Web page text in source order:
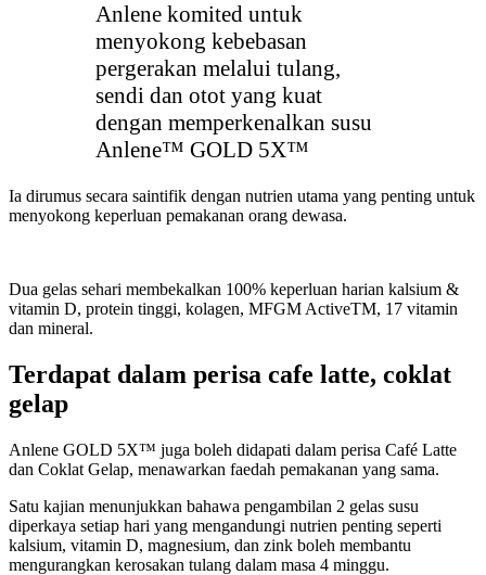
Anlene komited untuk
menyokong kebebasan
pergerakan melalui tulang,
sendi dan otot yang kuat
dengan memperkenalkan susu
Anlene™ GOLD 5X™
Ia dirumus secara saintifik dengan nutrien utama yang penting untuk
menyokong keperluan pemakanan orang dewasa.
Dua gelas sehari membekalkan 100% keperluan harian kalsium &
vitamin D, protein tinggi, kolagen, MFGM ActiveTM, 17 vitamin
dan mineral.
Terdapat dalam perisa cafe latte, coklat
gelap
Anlene GOLD 5X™ juga boleh didapati dalam perisa Café Latte
dan Coklat Gelap, menawarkan faedah pemakanan yang sama.
Satu kajian menunjukkan bahawa pengambilan 2 gelas susu
diperkaya setiap hari yang mengandungi nutrien penting seperti
kalsium, vitamin D, magnesium, dan zink boleh membantu
mengurangkan kerosakan tulang dalam masa 4 minggu.